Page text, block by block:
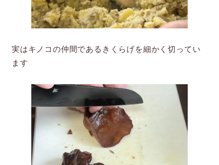
実はキノコの仲間であるきくらげを細かく切ってい
ます